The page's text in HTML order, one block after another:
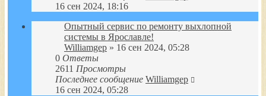
16 сен 2024, 18:16
Опытный сервис по ремонту выхлопной
системы в Ярославле!
Williamgep » 16 сен 2024, 05:28
0 Ответы
2611 Просмотры
Последнее сообщение Williamgep
16 сен 2024, 05:28